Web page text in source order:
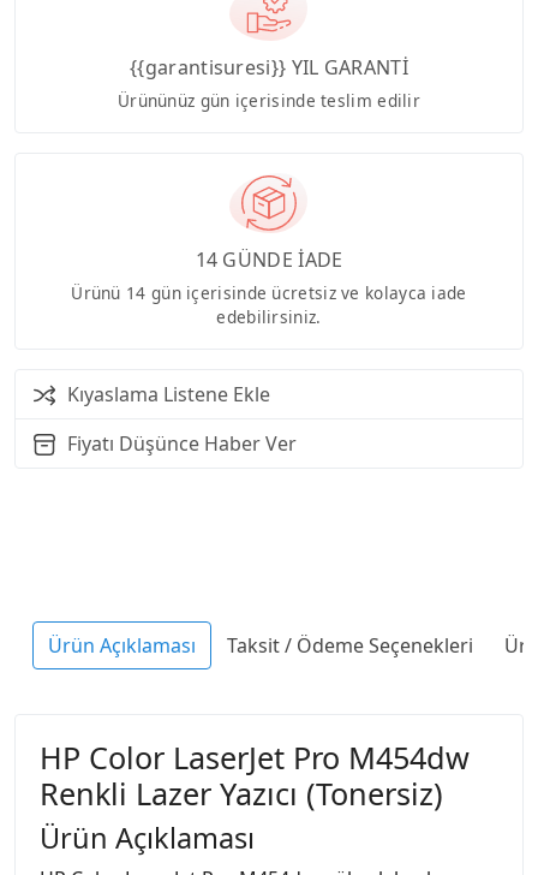
{{garantisuresi}} YIL GARANTİ
Ürününüz gün içerisinde teslim edilir
14 GÜNDE İADE
Ürünü 14 gün içerisinde ücretsiz ve kolayca iade
edebilirsiniz.
Kıyaslama Listene Ekle
Fiyatı Düşünce Haber Ver
Ürün Açıklaması Taksit / Ödeme Seçenekleri
HP Color LaserJet Pro M454dw
Renkli Lazer Yazıcı (Tonersiz)
Ürün Açıklaması